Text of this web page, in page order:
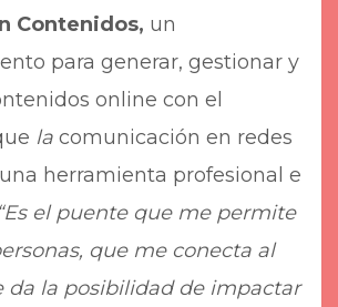
Contenidos, un
para generar, gestionar y
online con el
la comunicación en redes
herramienta profesional e
“Es el puente que me permite
que me conecta al
da la posibilidad de impactar